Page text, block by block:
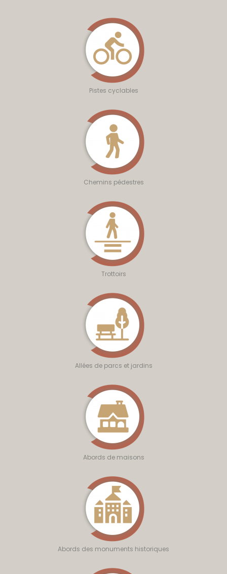
Pistes cyclables
Chemins pédestres
Trottoirs
Allées de parcs et jardins
Abords de maisons
Abords des monuments historiques